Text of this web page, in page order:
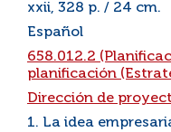
xxii, 328 p. / 24 cm.
Español
658.012.2
planificación
Dirección de
1. La idea